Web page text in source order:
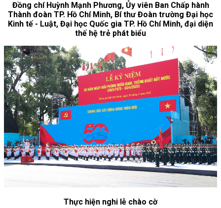
Đồng chí Huỳnh Mạnh Phương, Ủy viên Ban Chấp hành
Thành đoàn TP. Hồ Chí Minh, Bí thư Đoàn trường Đại học
Kinh tế - Luật, Đại học Quốc gia TP. Hồ Chí Minh, đại diện
thế hệ trẻ phát biểu
Thực hiện nghi lễ chào cờ